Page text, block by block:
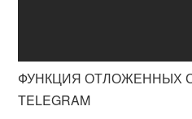
ФУНКЦИЯ ОТЛОЖЕННЫХ
TELEGRAM